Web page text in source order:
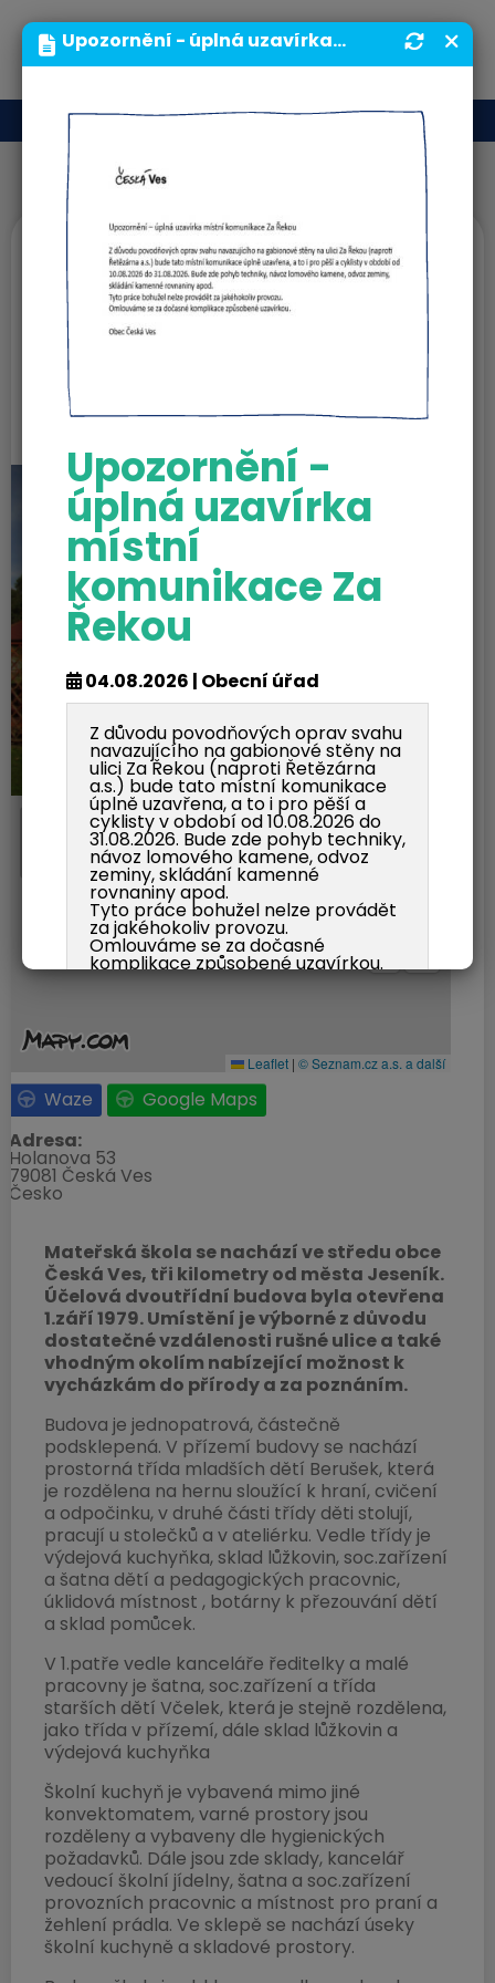
MENU
Organizace obce
Mateřská škola
Holanova Česká
Ves, příspěvková
organizace
Leaflet | © Seznam.cz a.s. a další
Waze Google Maps
Adresa:
Holanova 53
79081 Česká Ves
Česko
Mateřská škola se nachází ve středu obce
Česká Ves, tři kilometry od města Jeseník.
Účelová dvoutřídní budova byla otevřena
1.září 1979. Umístění je výborné z důvodu
dostatečné vzdálenosti rušné ulice a také
vhodným okolím nabízející možnost k
vycházkám do přírody a za poznáním.
Budova je jednopatrová, částečně
podsklepená. V přízemí budovy se nachází
prostorná třída mladších dětí Berušek, která
je rozdělena na hernu sloužící k hraní, cvičení
a odpočinku, v druhé části třídy děti stolují,
pracují u stolečků a v ateliérku. Vedle třídy je
výdejová kuchyňka, sklad lůžkovin, soc.zařízení
a šatna dětí a pedagogických pracovnic,
úklidová místnost , botárny k přezouvání dětí
a sklad pomůcek.
V 1.patře vedle kanceláře ředitelky a malé
pracovny je šatna, soc.zařízení a třída
starších dětí Včelek, která je stejně rozdělena,
jako třída v přízemí, dále sklad lůžkovin a
výdejová kuchyňka
Školní kuchyň je vybavená mimo jiné
konvektomatem, varné prostory jsou
rozděleny a vybaveny dle hygienických
požadavků. Dále jsou zde sklady, kancelář
vedoucí školní jídelny, šatna a soc.zařízení
provozních pracovnic a místnost pro praní a
žehlení prádla. Ve sklepě se nachází úseky
školní kuchyně a skladové prostory.
Upozornění - úplná uzavírka místní komunikace Za Řekou | Obecní úřad | Obec Česká Ves
Upozornění -
úplná uzavírka
místní
komunikace Za
Řekou
04.08.2026 | Obecní úřad
Z důvodu povodňových oprav svahu
navazujícího na gabionové stěny na
ulici Za Řekou (naproti Řetězárna
a.s.) bude tato místní komunikace
úplně uzavřena, a to i pro pěší a
cyklisty v období od 10.08.2026 do
31.08.2026. Bude zde pohyb techniky,
návoz lomového kamene, odvoz
zeminy, skládání kamenné
rovnaniny apod.
Tyto práce bohužel nelze provádět
za jakéhokoliv provozu.
Omlouváme se za dočasné
komplikace způsobené uzavírkou.
Ke stažení
Upozornění úplná uzavírka
místní komunikace Za
Stáhnout soubor